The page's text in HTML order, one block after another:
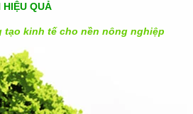
HIỆU QUẢ
tạo kinh tế cho nền nông nghiệp